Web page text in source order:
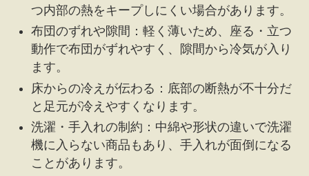
つ内部の熱をキープしにくい場合があります。
布団のずれや隙間：軽く薄いため、座る・立つ
動作で布団がずれやすく、隙間から冷気が入り
ます。
床からの冷えが伝わる：底部の断熱が不十分だ
と足元が冷えやすくなります。
洗濯・手入れの制約：中綿や形状の違いで洗濯
機に入らない商品もあり、手入れが面倒になる
ことがあります。